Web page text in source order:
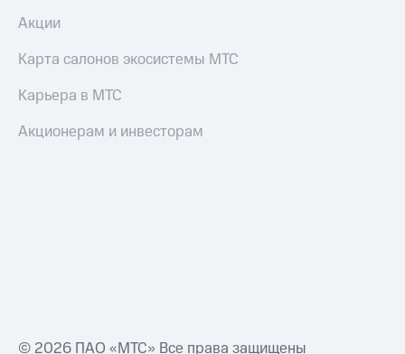
Акции
Карта салонов экосистемы МТС
Карьера в МТС
Акционерам и инвесторам
© 2026 ПАО «МТС» Все права защищены